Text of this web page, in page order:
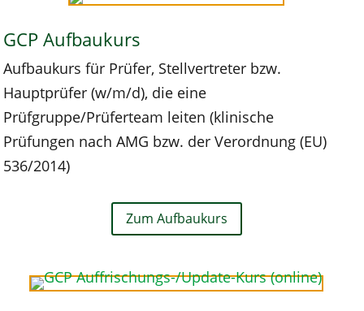
GCP Aufbaukurs
Aufbaukurs für Prüfer, Stellvertreter bzw.
Hauptprüfer (w/m/d), die eine
Prüfgruppe/Prüferteam leiten (klinische
Prüfungen nach AMG bzw. der Verordnung (EU)
536/2014)
Zum Aufbaukurs